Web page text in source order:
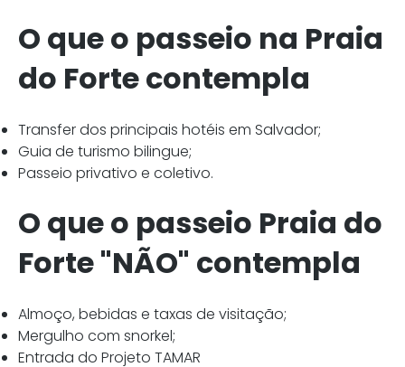
O que o passeio na Praia
do Forte contempla
Transfer dos principais hotéis em Salvador;
Guia de turismo bilingue;
Passeio privativo e coletivo.
O que o passeio Praia do
Forte "NÃO" contempla
Almoço, bebidas e taxas de visitação;
Mergulho com snorkel;
Entrada do Projeto TAMAR